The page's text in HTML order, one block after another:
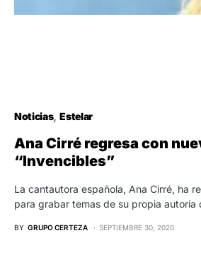
Noticias Estelar
Ana Cirré regresa con
“Invencibles”
La cantautora española, Ana Cirré, ha
para grabar temas de su propia autoría
BY GRUPO CERTEZA SEPTIEMBRE 30, 2020